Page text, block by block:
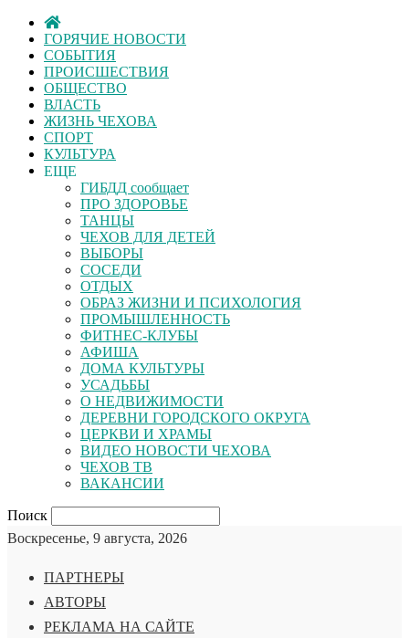
ГОРЯЧИЕ НОВОСТИ
СОБЫТИЯ
ПРОИСШЕСТВИЯ
ОБЩЕСТВО
ВЛАСТЬ
ЖИЗНЬ ЧЕХОВА
СПОРТ
КУЛЬТУРА
ЕЩЕ
ГИБДД сообщает
ПРО ЗДОРОВЬЕ
ТАНЦЫ
ЧЕХОВ ДЛЯ ДЕТЕЙ
ВЫБОРЫ
СОСЕДИ
ОТДЫХ
ОБРАЗ ЖИЗНИ И ПСИХОЛОГИЯ
ПРОМЫШЛЕННОСТЬ
ФИТНЕС-КЛУБЫ
АФИША
ДОМА КУЛЬТУРЫ
УСАДЬБЫ
О НЕДВИЖИМОСТИ
ДЕРЕВНИ ГОРОДСКОГО ОКРУГА
ЦЕРКВИ И ХРАМЫ
ВИДЕО НОВОСТИ ЧЕХОВА
ЧЕХОВ ТВ
ВАКАНСИИ
Поиск
Воскресенье, 9 августа, 2026
ПАРТНЕРЫ
АВТОРЫ
РЕКЛАМА НА САЙТЕ